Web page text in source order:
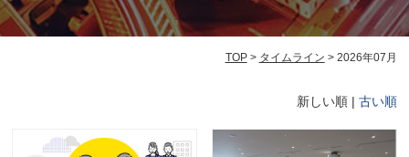
TOP> タイムライン > 2026年07月
新しい順 | 古い順